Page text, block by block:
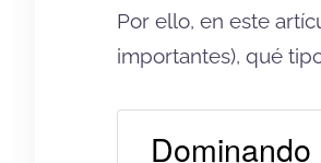
Por ello, en este
importantes), qué